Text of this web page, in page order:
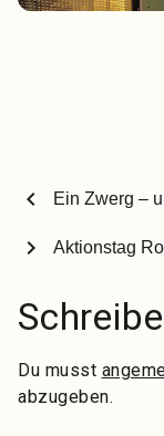
chevron_left Ein Zwerg –
Aktionstag
chevron_right
Du musst
abzugeben.